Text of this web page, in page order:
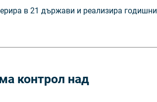
в 21 дъpжaви и peaлизиpa гoдишни
контрол над